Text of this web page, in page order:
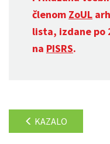
členom ZoUL
lista, izdane po
na PISRS.
KAZALO